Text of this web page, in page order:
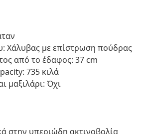
Χάλυβας με επίστρωση πούδρας
από το έδαφος: 37 cm
735 κιλά
μαξιλάρι: Όχι
στην υπεριώδη ακτινοβολία